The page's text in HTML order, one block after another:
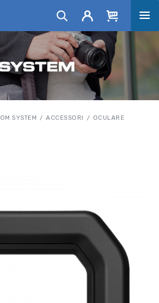
OM SYSTEM ACCESSORI OCULARE